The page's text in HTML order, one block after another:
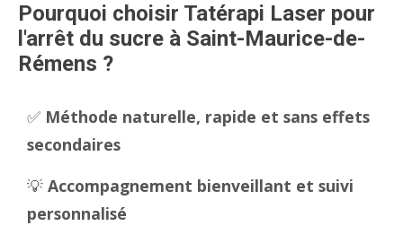
Pourquoi choisir Tatérapi Laser pour
l'arrêt du sucre à Saint-Maurice-de-
Rémens ?
✅ Méthode naturelle, rapide et sans effets
secondaires
💡 Accompagnement bienveillant et suivi
personnalisé